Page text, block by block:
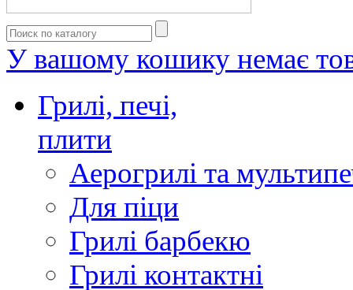
У вашому кошику немає
Грилі, печі,
плити
Аерогрилі та
Для піци
Грилі барбекю
Грилі контактні